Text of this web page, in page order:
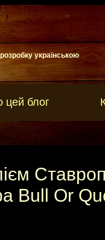
українською
цей блог
Bull Or